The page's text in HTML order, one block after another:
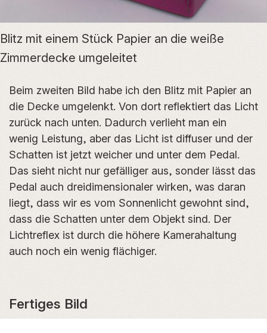
Blitz mit einem Stück Papier an die weiße
Zimmerdecke umgeleitet
Beim zweiten Bild habe ich den Blitz mit Papier an
die Decke umgelenkt. Von dort reflektiert das Licht
zurück nach unten. Dadurch verlieht man ein
wenig Leistung, aber das Licht ist diffuser und der
Schatten ist jetzt weicher und unter dem Pedal.
Das sieht nicht nur gefälliger aus, sonder lässt das
Pedal auch dreidimensionaler wirken, was daran
liegt, dass wir es vom Sonnenlicht gewohnt sind,
dass die Schatten unter dem Objekt sind. Der
Lichtreflex ist durch die höhere Kamerahaltung
auch noch ein wenig flächiger.
Fertiges Bild